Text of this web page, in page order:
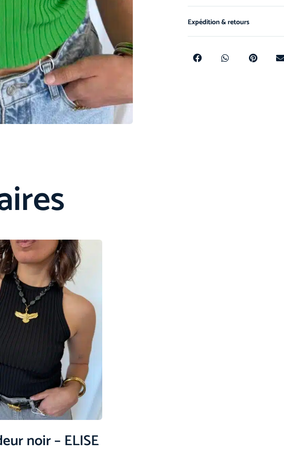
Expédition & retours
noir – ELISE